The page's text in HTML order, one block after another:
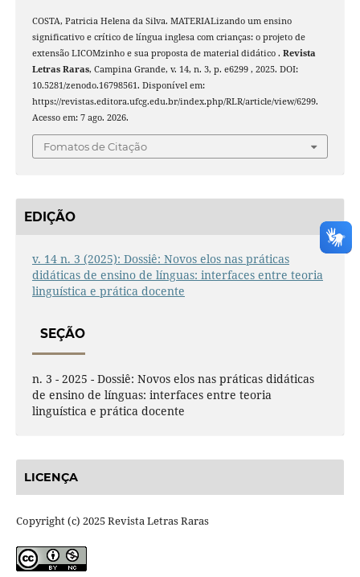
COSTA, Patricia Helena da Silva. MATERIALizando um ensino
significativo e crítico de língua inglesa com crianças: o projeto de
extensão LICOMzinho e sua proposta de material didático . Revista
Letras Raras, Campina Grande, v. 14, n. 3, p. e6299 , 2025. DOI:
10.5281/zenodo.16798561. Disponível em:
https://revistas.editora.ufcg.edu.br/index.php/RLR/article/view/6299.
Acesso em: 7 ago. 2026.
Fomatos de Citação
EDIÇÃO
v. 14 n. 3 (2025): Dossiê: Novos elos nas práticas
didáticas de ensino de línguas: interfaces entre teoria
linguística e prática docente
SEÇÃO
n. 3 - 2025 - Dossiê: Novos elos nas práticas didáticas
de ensino de línguas: interfaces entre teoria
linguística e prática docente
LICENÇA
Copyright (c) 2025 Revista Letras Raras